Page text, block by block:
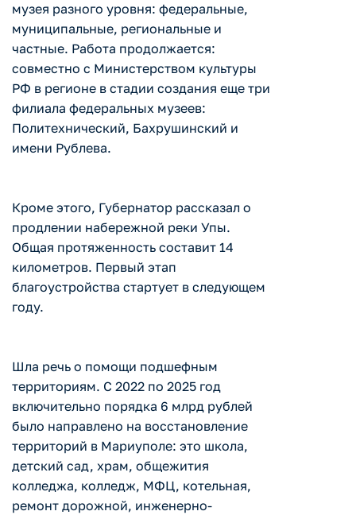
музея разного уровня: федеральные,
муниципальные, региональные и
частные. Работа продолжается:
совместно с Министерством культуры
РФ в регионе в стадии создания еще три
филиала федеральных музеев:
Политехнический, Бахрушинский и
имени Рублева.
Кроме этого, Губернатор рассказал о
продлении набережной реки Упы.
Общая протяженность составит 14
километров. Первый этап
благоустройства стартует в следующем
году.
Шла речь о помощи подшефным
территориям. С 2022 по 2025 год
включительно порядка 6 млрд рублей
было направлено на восстановление
территорий в Мариуполе: это школа,
детский сад, храм, общежития
колледжа, колледж, МФЦ, котельная,
ремонт дорожной, инженерно-